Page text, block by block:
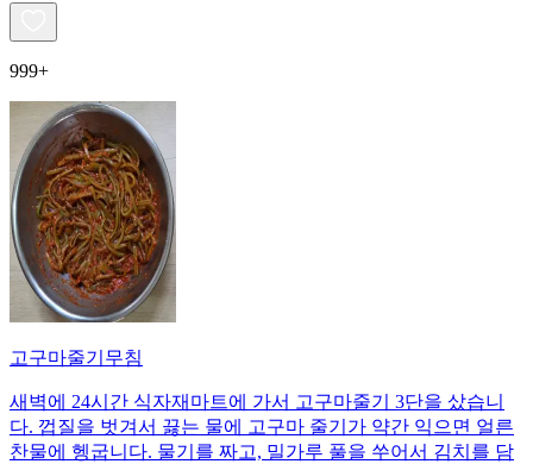
999+
고구마줄기무침
새벽에 24시간 식자재마트에 가서 고구마줄기 3단을 샀습니
다. 껍질을 벗겨서 끓는 물에 고구마 줄기가 약간 익으면 얼른
찬물에 헹굽니다. 물기를 짜고, 밀가루 풀을 쑤어서 김치를 담